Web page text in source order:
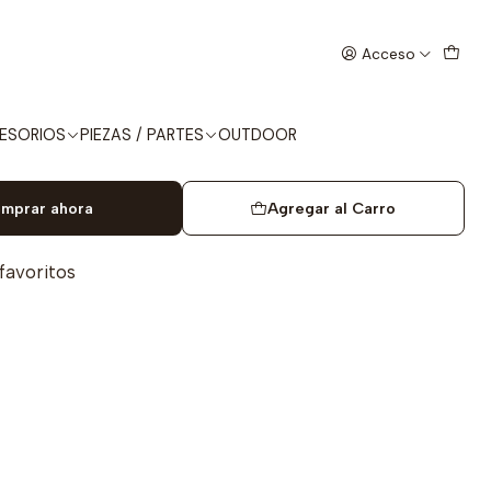
Acceso
PIEZAS / PARTES OUTDOOR
Airsoft CMR Modular
Agregar al Carro
ahora